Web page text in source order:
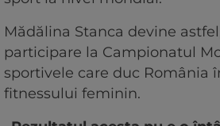
Mădălina Stanca devine
participare la Campionatul
sportivele care duc România
fitnessului feminin.